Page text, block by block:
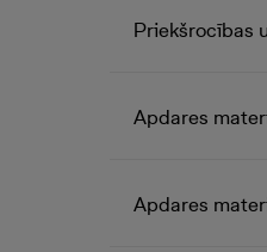
Priekšrocības
Apdares
Apdares